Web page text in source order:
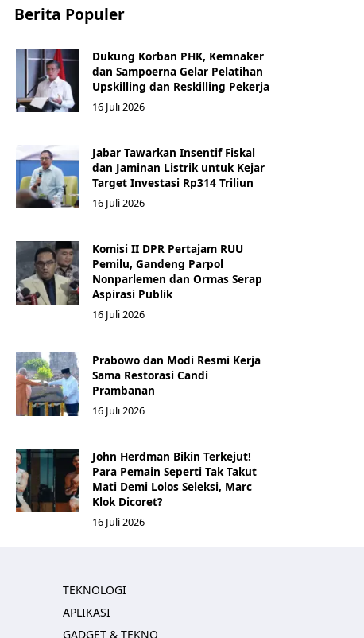
Berita Populer
Dukung Korban PHK, Kemnaker
dan Sampoerna Gelar Pelatihan
Upskilling dan Reskilling Pekerja
16 Juli 2026
Jabar Tawarkan Insentif Fiskal
dan Jaminan Listrik untuk Kejar
Target Investasi Rp314 Triliun
16 Juli 2026
Komisi II DPR Pertajam RUU
Pemilu, Gandeng Parpol
Nonparlemen dan Ormas Serap
Aspirasi Publik
16 Juli 2026
Prabowo dan Modi Resmi Kerja
Sama Restorasi Candi
Prambanan
16 Juli 2026
John Herdman Bikin Terkejut!
Para Pemain Seperti Tak Takut
Mati Demi Lolos Seleksi, Marc
Klok Dicoret?
16 Juli 2026
TEKNOLOGI
APLIKASI
GADGET & TEKNO